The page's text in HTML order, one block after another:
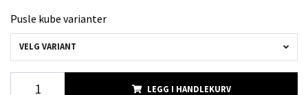
Pusle kube varianter
VELG VARIANT
LEGG I HANDLEKURV